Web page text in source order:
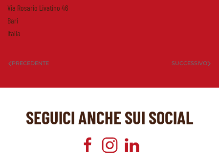
Via Rosario Livatino 46
Bari
Italia
PRECEDENTE SUCCESSIVO
SEGUICI ANCHE SUI SOCIAL